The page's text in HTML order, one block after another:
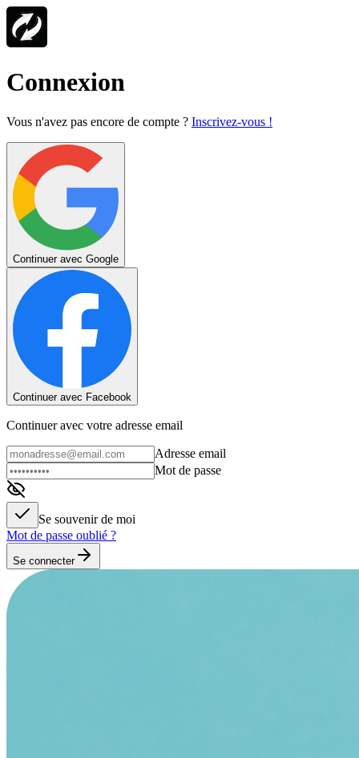
Connexion
Vous n'avez pas encore de compte ? Inscrivez-vous !
Continuer avec Google
Continuer avec Facebook
Continuer avec votre adresse email
Adresse email
Mot de passe
Se souvenir de moi
Mot de passe oublié ?
Se connecter